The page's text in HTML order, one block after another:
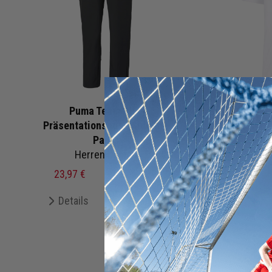
Puma Team Rise
Präsentationshose Sideline
Pants
Herren Damen
23,97 €
39,95 € UVP
Details Merken
+ 7 Interessenten
Kinder|